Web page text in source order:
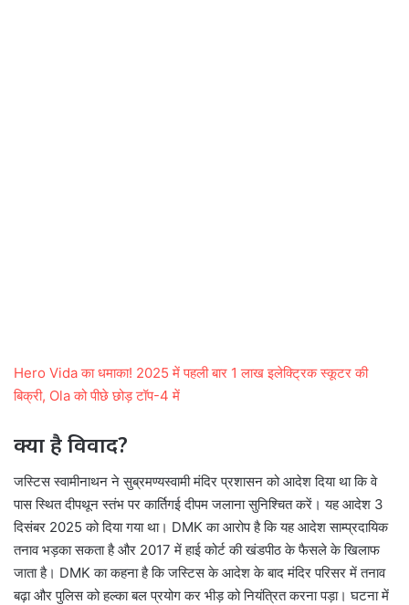
Hero Vida का धमाका! 2025 में पहली बार 1 लाख इलेक्ट्रिक स्कूटर की
बिक्री, Ola को पीछे छोड़ टॉप-4 में
क्या है विवाद?
जस्टिस स्वामीनाथन ने सुब्रमण्यस्वामी मंदिर प्रशासन को आदेश दिया था कि वे
पास स्थित दीपथून स्तंभ पर कार्तिगई दीपम जलाना सुनिश्चित करें। यह आदेश 3
दिसंबर 2025 को दिया गया था। DMK का आरोप है कि यह आदेश साम्प्रदायिक
तनाव भड़का सकता है और 2017 में हाई कोर्ट की खंडपीठ के फैसले के खिलाफ
जाता है। DMK का कहना है कि जस्टिस के आदेश के बाद मंदिर परिसर में तनाव
बढ़ा और पुलिस को हल्का बल प्रयोग कर भीड़ को नियंत्रित करना पड़ा। घटना में